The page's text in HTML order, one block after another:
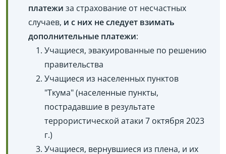
платежи за страхование от несчастных
случаев, и с них не следует взимать
дополнительные платежи:
Учащиеся, эвакуированные по решению
правительства
Учащиеся из населенных пунктов
"Ткума" (населенные пункты,
пострадавшие в результате
террористической атаки 7 октября 2023
г.)
Учащиеся, вернувшиеся из плена, и их